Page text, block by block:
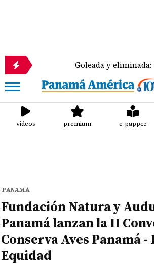
Goleada y eliminada: Panamá
videos premium e-papper
PANAMÁ
Fundación Natura y
Panamá lanzan la II
Conserva Aves Panamá -
Equidad